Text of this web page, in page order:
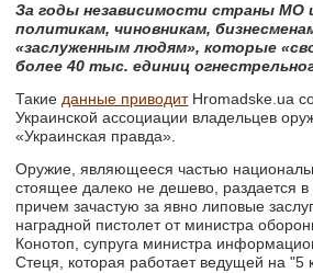
За годы независимости страны МО
политикам, чиновникам,
«заслуженным людям», которые
более 40 тыс. единиц
Такиеданные приводитHromadske.ua
Украинской ассоциации владельцев
«Украинская правда».
Оружие, являющееся частью
стоящее далеко не дешево, раздается в
причем зачастую за явно липовые
наградной пистолет от министра
Конотоп, супруга министра
Стеця, которая работает ведущей на "5